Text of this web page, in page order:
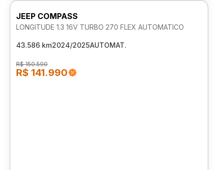
JEEP COMPASS
LONGITUDE 1.3 16V TURBO 270 FLEX AUTOMATICO
43.586 km2024/2025AUTOMAT.
R$ 150.590
R$ 141.990